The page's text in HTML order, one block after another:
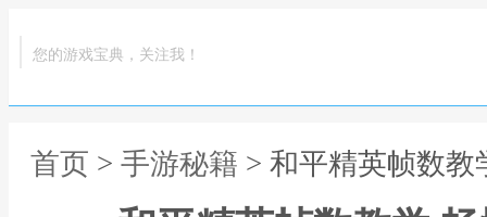
您的游戏宝典，关注我！
首页 > 手游秘籍 > 和平精英帧数